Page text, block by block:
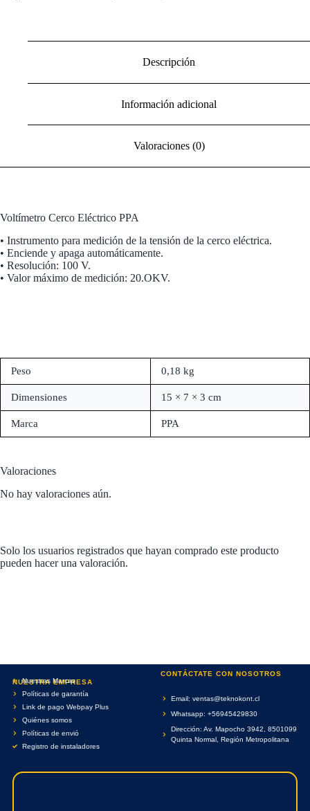
Descripción
Información adicional
Valoraciones (0)
Voltímetro Cerco Eléctrico PPA
• Instrumento para medición de la tensión de la cerco eléctrica.
• Enciende y apaga automáticamente.
• Resolución: 100 V.
• Valor máximo de medición: 20.OKV.
Peso 0,18 kg
Dimensiones 15 × 7 × 3 cm
Marca PPA
Valoraciones
No hay valoraciones aún.
Solo los usuarios registrados que hayan comprado este producto
pueden hacer una valoración.
NUESTRA EMPRESA
Nuestras Marcas
Políticas de garantía
Link de pago Webpay Plus
Quiénes somos
Políticas de envió
Registro de instaladores
CONTÁCTATE CON NOSOTROS
Email: ventas@teknokont.cl
Whatsapp: +56945429830
Dirección: Av. Mapocho 3942, 8501099
Quinta Normal, Región Metropolitana